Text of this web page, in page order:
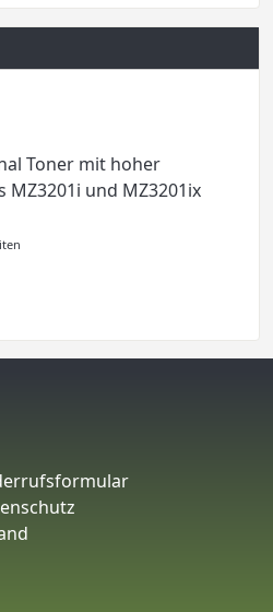
Toner mit hoher
MZ3201i und MZ3201ix